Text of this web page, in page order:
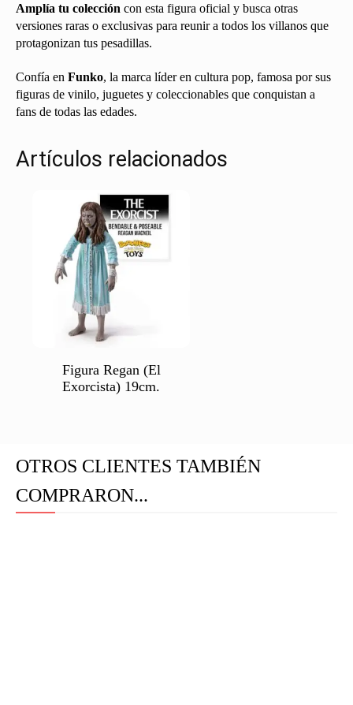
Amplía tu colección con esta figura oficial y busca otras
versiones raras o exclusivas para reunir a todos los villanos que
protagonizan tus pesadillas.
Confía en Funko, la marca líder en cultura pop, famosa por sus
figuras de vinilo, juguetes y coleccionables que conquistan a
fans de todas las edades.
Artículos relacionados
Figura Regan (El
Exorcista) 19cm.
OTROS CLIENTES TAMBIÉN
COMPRARON...